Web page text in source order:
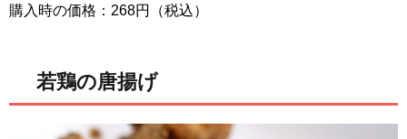
購入時の価格：268円（税込）
若鶏の唐揚げ